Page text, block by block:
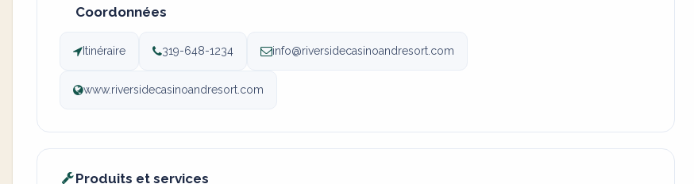
Coordonnées
Itinéraire 319-648-1234 info@riversidecasinoandresort.com
www.riversidecasinoandresort.com
Produits et services